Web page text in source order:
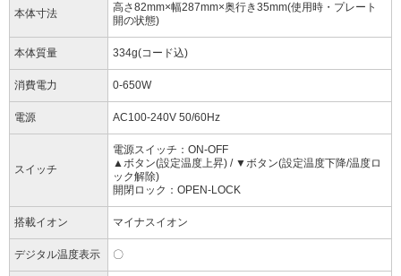
本体寸法
高さ82mm×幅287mm×奥行き35mm(使用時・プレート
開の状態)
本体質量 334g(コード込)
消費電力 0-650W
電源 AC100-240V 50/60Hz
スイッチ
電源スイッチ：ON-OFF
▲ボタン(設定温度上昇) / ▼ボタン(設定温度下降/温度ロ
ック解除)
開閉ロック：OPEN-LOCK
搭載イオン マイナスイオン
デジタル温度表示 〇